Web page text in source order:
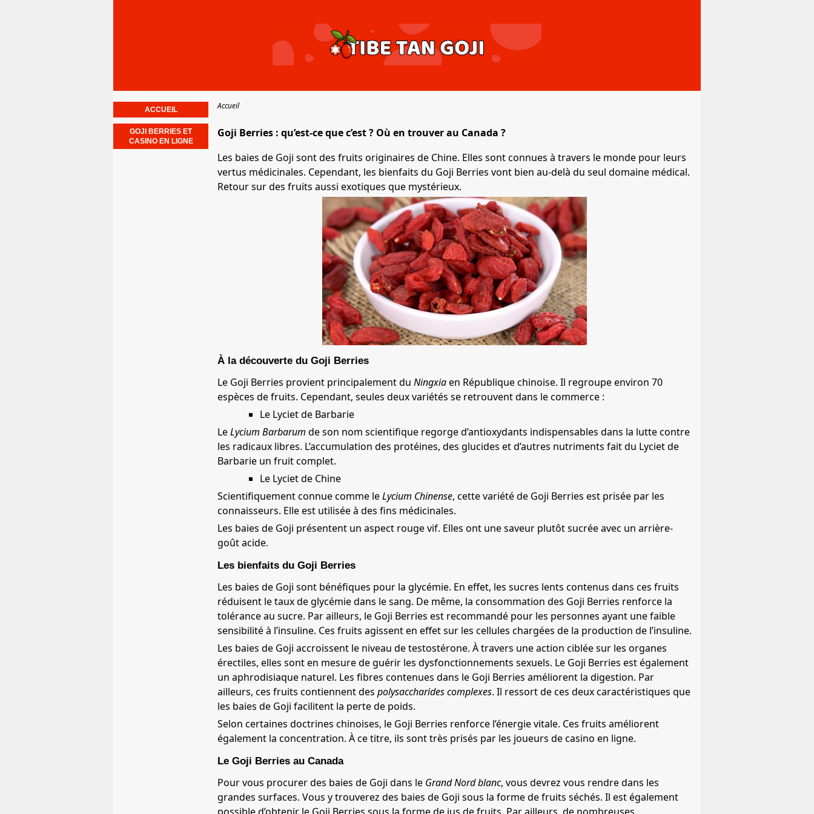
Accueil
Goji Berries : qu’est-ce que c’est ? Où en trouver au Canada ?
Les baies de Goji sont des fruits originaires de Chine. Elles sont connues à travers le monde pour leurs
vertus médicinales. Cependant, les bienfaits du Goji Berries vont bien au-delà du seul domaine médical.
Retour sur des fruits aussi exotiques que mystérieux.
À la découverte du Goji Berries
Le Goji Berries provient principalement du Ningxiaen République chinoise. Il regroupe environ 70
espèces de fruits. Cependant, seules deux variétés se retrouvent dans le commerce :
Le Lyciet de Barbarie
LeLycium Barbarum de son nom scientifique regorge d’antioxydants indispensables dans la lutte contre
les radicaux libres. L’accumulation des protéines, des glucides et d’autres nutriments fait du Lyciet de
Barbarie un fruit complet.
Le Lyciet de Chine
Scientifiquement connue comme leLycium Chinense, cette variété de Goji Berries est prisée par les
connaisseurs. Elle est utilisée à des fins médicinales.
Les baies de Goji présentent un aspect rouge vif. Elles ont une saveur plutôt sucrée avec un arrière-
goût acide.
Les bienfaits du Goji Berries
Les baies de Goji sont bénéfiques pour la glycémie. En effet, les sucres lents contenus dans ces fruits
réduisent le taux de glycémie dans le sang. De même, la consommation des Goji Berries renforce la
tolérance au sucre. Par ailleurs, le Goji Berries est recommandé pour les personnes ayant une faible
sensibilité à l’insuline. Ces fruits agissent en effet sur les cellules chargées de la production de l’insuline.
Les baies de Goji accroissent le niveau de testostérone. À travers une action ciblée sur les organes
érectiles, elles sont en mesure de guérir les dysfonctionnements sexuels. Le Goji Berries est également
un aphrodisiaque naturel. Les fibres contenues dans le Goji Berries améliorent la digestion. Par
ailleurs, ces fruits contiennent des polysaccharides complexes. Il ressort de ces deux caractéristiques que
les baies de Goji facilitent la perte de poids.
Selon certaines doctrines chinoises, le Goji Berries renforce l’énergie vitale. Ces fruits améliorent
également la concentration. À ce titre, ils sont très prisés par les joueurs de casino en ligne.
Le Goji Berries au Canada
Pour vous procurer des baies de Goji dans le Grand Nord blanc, vous devrez vous rendre dans les
grandes surfaces. Vous y trouverez des baies de Goji sous la forme de fruits séchés. Il est également
ACCUEIL
GOJI BERRIES ET
CASINO EN LIGNE